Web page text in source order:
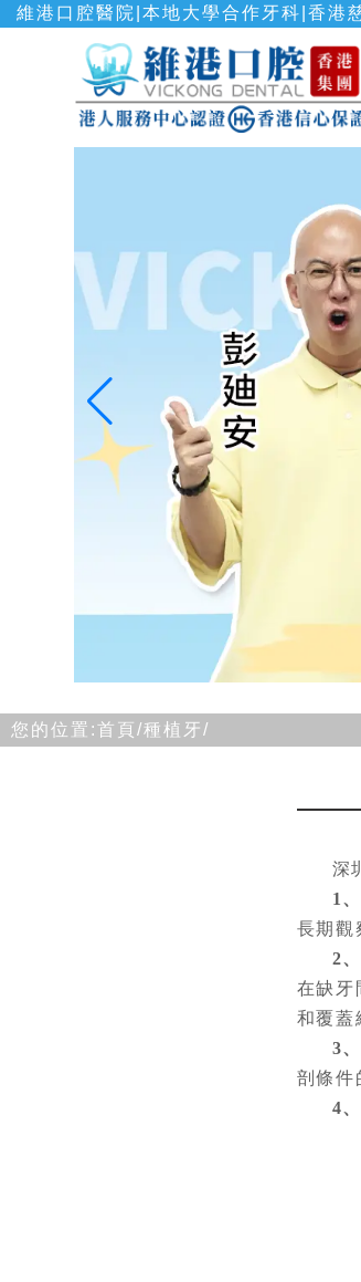
維港口腔醫院|本地大學合作牙科|香港
您的位置:首頁/種植牙/
深
1
長期觀
2
在缺牙
和覆蓋
3
剖條件
4